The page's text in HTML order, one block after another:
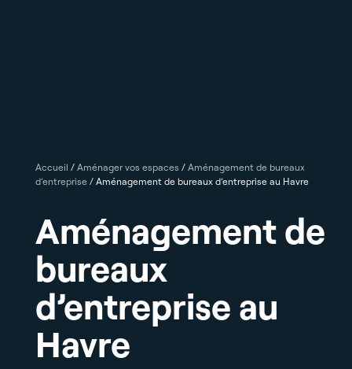
Accueil / Aménager vos espaces / Aménagement de bureaux
d’entreprise/ Aménagement de bureaux d’entreprise au Havre
Aménagement de
bureaux
d’entreprise au
Havre